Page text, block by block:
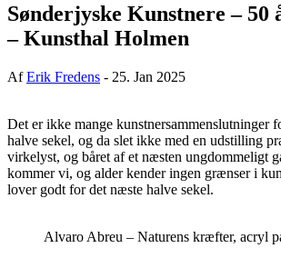
Sønderjyske Kunstnere –
– Kunsthal Holmen
AfErik Fredens - 25. Jan 2025
Det er ikke mange kunstnersammenslutninger
halve sekel, og da slet ikke med en udstilling
virkelyst, og båret af et næsten ungdommeligt
kommer vi, og alder kender ingen grænser i
lover godt for det næste halve sekel.
Alvaro Abreu – Naturens kræfter, acryl